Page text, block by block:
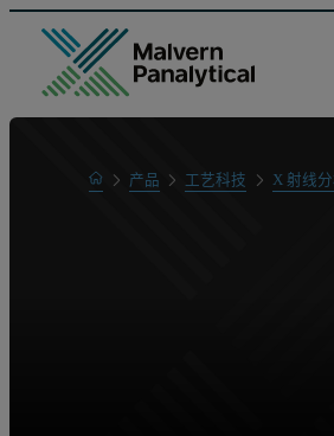
Home产品 工艺科技 X 射线